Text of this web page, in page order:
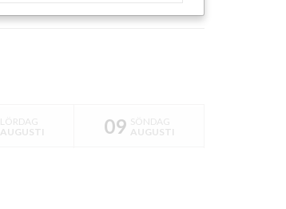
LÖRDAG
AUGUSTI
09 SÖNDAG
AUGUSTI